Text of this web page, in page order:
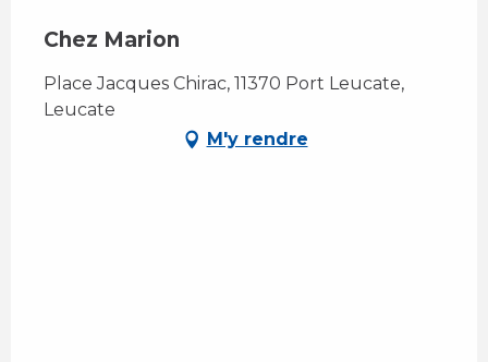
Chez Marion
Place Jacques Chirac, 11370 Port Leucate,
Leucate
M'y rendre